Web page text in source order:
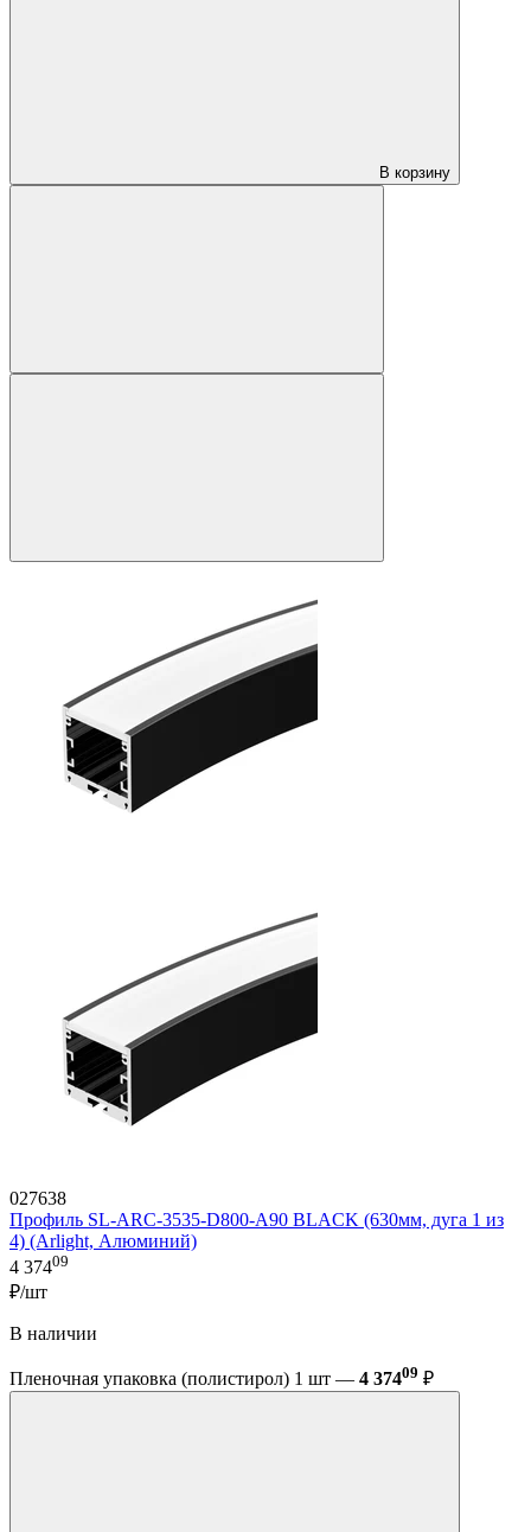
В корзину
027638
Профиль SL-ARC-3535-D800-A90 BLACK (630мм, дуга 1 из
4) (Arlight, Алюминий)
4 37409
₽/шт
В наличии
Пленочная упаковка (полистирол) 1 шт — 4 37409 ₽